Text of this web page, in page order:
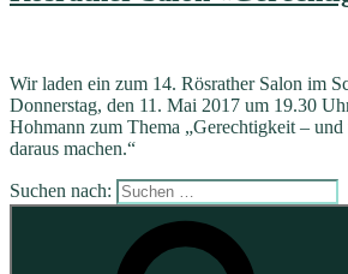
Wir laden ein zum 14. Rösrather Salon im
Donnerstag, den 11. Mai 2017 um 19.30
Hohmann zum Thema „Gerechtigkeit –
daraus machen.“
Suchen nach: